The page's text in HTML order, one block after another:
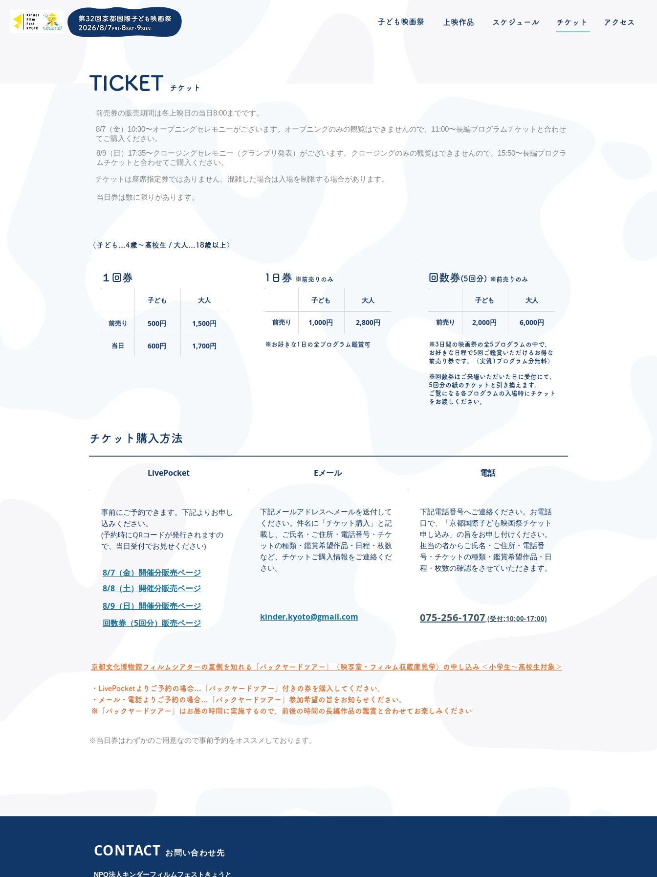
子ども映画祭 上映作品 スケジュール チケット アクセス
8/9（日）17:35〜クロージングセレモニー（グランプリ発表）がございます。クロージングのみの観覧はできませんので、 15:50〜長編プログラ
ムチケットと合わせてご購入ください。
TICKET チケ ット
前売券の販売期間は各上映日の当日8:00までです。
8/7（金）10:30〜オープニングセレモニーがございます。オープニングのみの観覧はできませんので、 11:00〜長編プログラムチケットと合わせ
てご購入ください。
チケットは座席指定券ではありません。混雑した場合は入場を制限する場合があります。
当日券は数に限りがあります。
（子ども…4歳～高校生 / 大人…18歳以上）
１回券
子ども
前売り 500円
当日 600円
大人
1,500円
1,700円
1日券 ※前売りのみ
子ども
前売り 1,000円
大人
2,800円
※お好きな1日の全プログラム鑑賞可
回数券(5回分) ※前売りのみ
子ども
前売り 2,000円
大人
6,000円
※3日間の映画祭の全5プログラムの中で、
お好きな日程で5回ご鑑賞いただけるお得な
前売り券です。
（実質1プログラム分無料）
※回数券はご来場いただいた日に受付にて、
5回分の紙のチケットと引き換えます。
ご覧になる各プログラムの入場時にチケット
をお渡しください。
チケット購入方法
LivePocket
事前にご予約できます。下記よりお申し
込みください。
(予約時にQRコードが発行されますの
で、当日受付でお見せください)
8/7（金）開催分販売ページ
8/8（土）開催分販売ページ
8/9（日）開催分販売ページ
回数券（5回分）販売ページ
Eメール
下記メールアドレスへメールを送付して
ください。件名に「チケット購入」と記
載し、ご氏名・ご住所・電話番号・チケ
ットの種類・鑑賞希望作品・日程・枚数
など、チケットご購入情報をご連絡くだ
さい。
kinder.kyoto@gmail.com
電話
下記電話番号へご連絡ください。お電話
口で、「京都国際子ども映画祭チケット
申し込み」の旨をお申し付けください。
担当の者からご氏名・ご住所・電話番
号・チケットの種類・鑑賞希望作品・日
程・枚数の確認をさせていただきます。
075-256-1707 (受付:10:00-17:00)
京都文化博物館フィルムシアターの裏側を知れる「バックヤードツアー」（映写室・フィルム収蔵庫見学）の申し込み ＜小学生〜高校生対象＞
・LivePocketよりご予約の場合…「バックヤードツアー」付きの券を購入してください。
・メール・電話よりご予約の場合…「バックヤードツアー」参加希望の旨をお知らせください。
※「バックヤードツアー」はお昼の時間に実施するので、前後の時間の長編作品の鑑賞と合わせてお楽しみください
※当日券はわずかのご用意なので事前予約をオススメしております。
CONTACT お問い合わせ先
NPO法人キンダーフィルムフェストきょうと